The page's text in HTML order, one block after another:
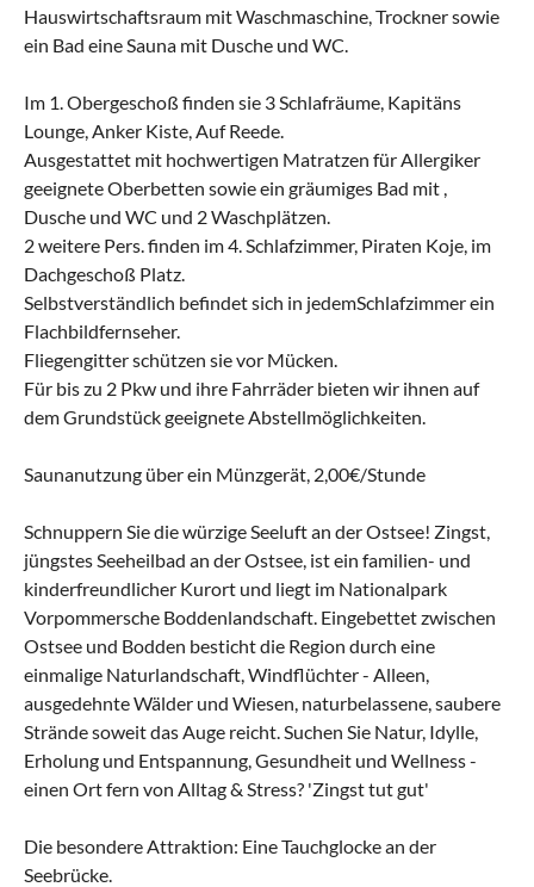
Hauswirtschaftsraum mit Waschmaschine, Trockner sowie
ein Bad eine Sauna mit Dusche und WC.
Im 1. Obergeschoß finden sie 3 Schlafräume, Kapitäns
Lounge, Anker Kiste, Auf Reede.
Ausgestattet mit hochwertigen Matratzen für Allergiker
geeignete Oberbetten sowie ein gräumiges Bad mit ,
Dusche und WC und 2 Waschplätzen.
2 weitere Pers. finden im 4. Schlafzimmer, Piraten Koje, im
Dachgeschoß Platz.
Selbstverständlich befindet sich in jedemSchlafzimmer ein
Flachbildfernseher.
Fliegengitter schützen sie vor Mücken.
Für bis zu 2 Pkw und ihre Fahrräder bieten wir ihnen auf
dem Grundstück geeignete Abstellmöglichkeiten.
Saunanutzung über ein Münzgerät, 2,00€/Stunde
Schnuppern Sie die würzige Seeluft an der Ostsee! Zingst,
jüngstes Seeheilbad an der Ostsee, ist ein familien- und
kinderfreundlicher Kurort und liegt im Nationalpark
Vorpommersche Boddenlandschaft. Eingebettet zwischen
Ostsee und Bodden besticht die Region durch eine
einmalige Naturlandschaft, Windflüchter - Alleen,
ausgedehnte Wälder und Wiesen, naturbelassene, saubere
Strände soweit das Auge reicht. Suchen Sie Natur, Idylle,
Erholung und Entspannung, Gesundheit und Wellness -
einen Ort fern von Alltag & Stress? 'Zingst tut gut'
Die besondere Attraktion: Eine Tauchglocke an der
Seebrücke.